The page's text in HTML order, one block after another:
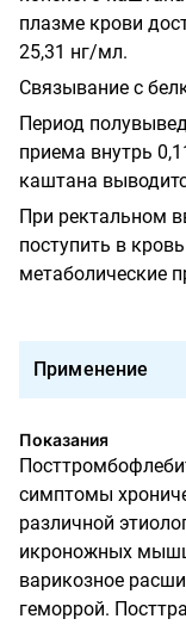
плазме крови
25,31 нг/мл.
Связывание с
Период
приема внутрь
каштана
При ректальном
поступить в
метаболические
Применение
Показания
симптомы
различной
икроножных
варикозное
геморрой.